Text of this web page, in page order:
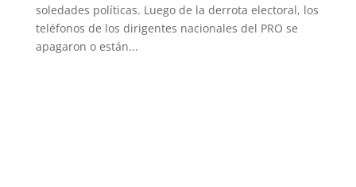
soledades políticas. Luego de la derrota electoral, los
teléfonos de los dirigentes nacionales del PRO se
apagaron o están...